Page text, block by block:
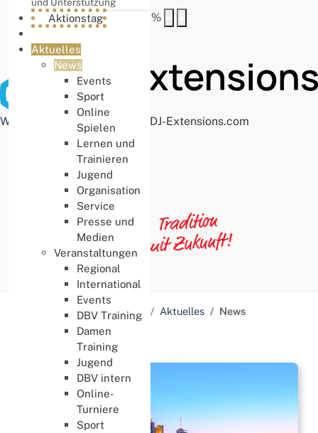
Buchstabenabstand
%
Web Accessibility plugin by DJ-Extensions.com
Aktionstag
Aktuelles
News
Events
Sport
Online
Spielen
Lernen und
Trainieren
Jugend
Organisation
Service
Presse und
Medien
Veranstaltungen
Regional
International
Events
DBV Training
Damen
Training
Jugend
DBV intern
Online-
Turniere
Sport
Aktuelle Seite: Startseite Aktuelles News